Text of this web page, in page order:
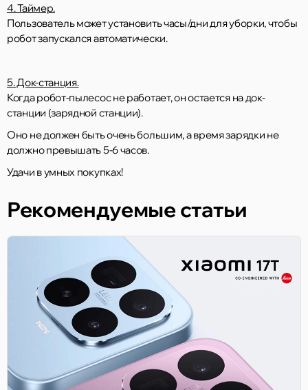
4. Таймер.
Пользователь может установить часы/дни для уборки, чтобы
робот запускался автоматически.
5. Док-станция.
Когда робот-пылесос не работает, он остается на док-
станции (зарядной станции).
Оно не должен быть очень большим, а время зарядки не
должно превышать 5-6 часов.
Удачи в умных покупках!
Рекомендуемые статьи